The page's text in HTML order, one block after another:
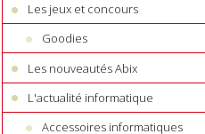
Les jeux et concours
Goodies
Les nouveautés Abix
L'actualité informatique
Accessoires informatiques